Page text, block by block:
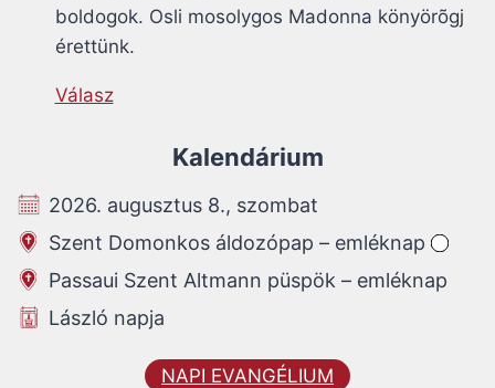
boldogok. Osli mosolygos Madonna könyörõgj
érettünk.
Válasz
Kalendárium
2026. augusztus 8., szombat
Szent Domonkos áldozópap – emléknap
Passaui Szent Altmann püspök – emléknap
László napja
NAPI EVANGÉLIUM